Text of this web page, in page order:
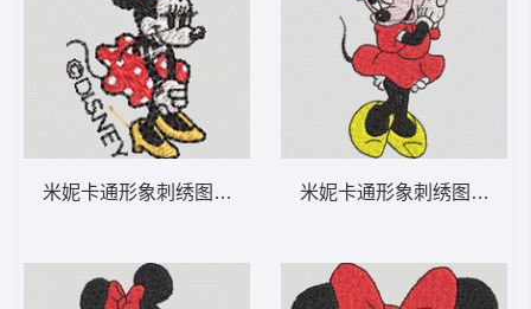
米妮卡通形象刺绣图案 米妮 51-DST格式米妮卡通形象刺绣图案 米